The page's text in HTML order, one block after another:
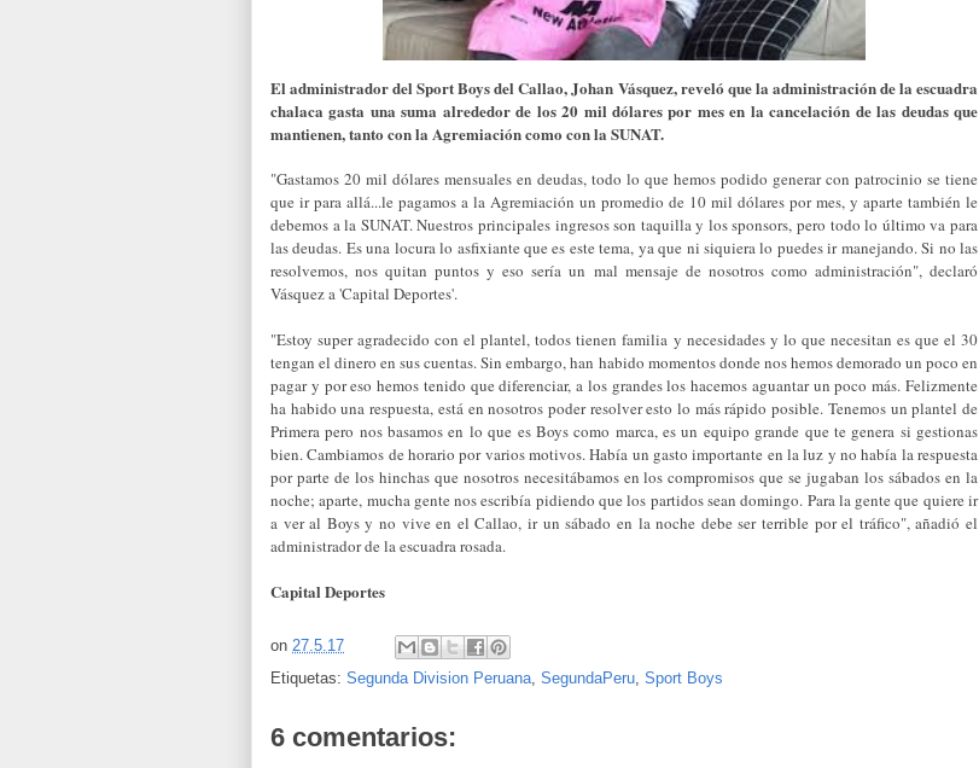
El administrador del Sport Boys del Callao, Johan Vásquez, reveló que la administración de la escuadra
chalaca gasta una suma alrededor de los 20 mil dólares por mes en la cancelación de las deudas que
mantienen, tanto con la Agremiación como con la SUNAT.
"Gastamos 20 mil dólares mensuales en deudas, todo lo que hemos podido generar con patrocinio se tiene
que ir para allá...le pagamos a la Agremiación un promedio de 10 mil dólares por mes, y aparte también le
debemos a la SUNAT. Nuestros principales ingresos son taquilla y los sponsors, pero todo lo último va para
las deudas. Es una locura lo asfixiante que es este tema, ya que ni siquiera lo puedes ir manejando. Si no las
resolvemos, nos quitan puntos y eso sería un mal mensaje de nosotros como administración", declaró
Vásquez a 'Capital Deportes'.
"Estoy super agradecido con el plantel, todos tienen familia y necesidades y lo que necesitan es que el 30
tengan el dinero en sus cuentas. Sin embargo, han habido momentos donde nos hemos demorado un poco en
pagar y por eso hemos tenido que diferenciar, a los grandes los hacemos aguantar un poco más. Felizmente
ha habido una respuesta, está en nosotros poder resolver esto lo más rápido posible. Tenemos un plantel de
Primera pero nos basamos en lo que es Boys como marca, es un equipo grande que te genera si gestionas
bien. Cambiamos de horario por varios motivos. Había un gasto importante en la luz y no había la respuesta
por parte de los hinchas que nosotros necesitábamos en los compromisos que se jugaban los sábados en la
noche; aparte, mucha gente nos escribía pidiendo que los partidos sean domingo. Para la gente que quiere ir
a ver al Boys y no vive en el Callao, ir un sábado en la noche debe ser terrible por el tráfico", añadió el
administrador de la escuadra rosada.
Capital Deportes
on 27.5.17
Etiquetas: Segunda Division Peruana SegundaPeru Sport Boys
6 comentarios: